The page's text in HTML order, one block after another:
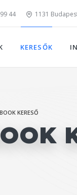
44 1131
KERESŐK
KERESŐ